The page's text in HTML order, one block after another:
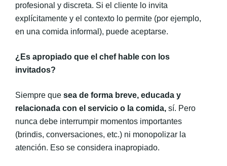
profesional y discreta. Si el cliente lo invita
explícitamente y el contexto lo permite (por ejemplo,
en una comida informal), puede aceptarse.
¿Es apropiado que el chef hable con los
invitados?
Siempre que sea de forma breve, educada y
relacionada con el servicio o la comida, sí. Pero
nunca debe interrumpir momentos importantes
(brindis, conversaciones, etc.) ni monopolizar la
atención. Eso se considera inapropiado.